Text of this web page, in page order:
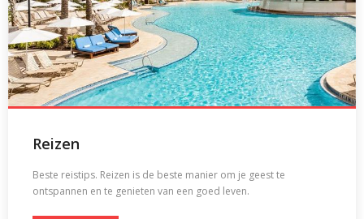
Reizen
Beste reistips. Reizen is de beste manier om je geest te
ontspannen en te genieten van een goed leven.